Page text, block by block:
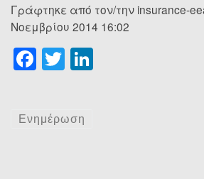
Γράφτηκε από τον/την insurance-
Νοεμβρίου 2014 16:02
F
a
e
T
wi
er
Ενημέρωση